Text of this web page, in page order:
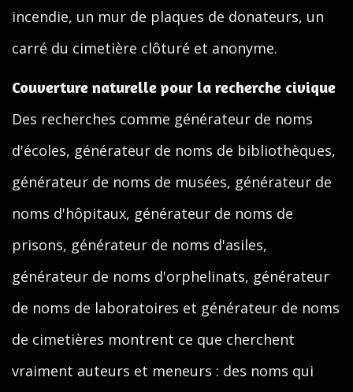
incendie, un mur de plaques de donateurs, un
carré du cimetière clôturé et anonyme.
Couverture naturelle pour la recherche civique
Des recherches comme générateur de noms
d'écoles, générateur de noms de bibliothèques,
générateur de noms de musées, générateur de
noms d'hôpitaux, générateur de noms de
prisons, générateur de noms d'asiles,
générateur de noms d'orphelinats, générateur
de noms de laboratoires et générateur de noms
de cimetières montrent ce que cherchent
vraiment auteurs et meneurs : des noms qui